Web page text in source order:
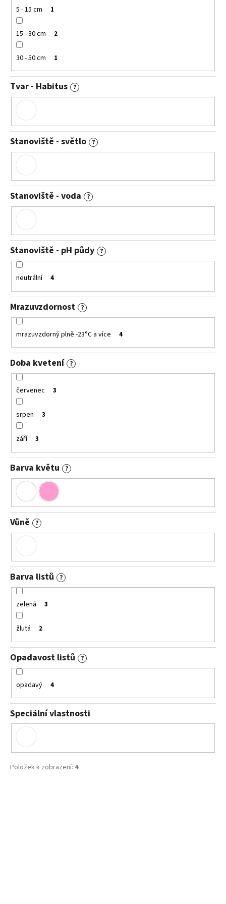
5 - 15 cm 1
15 - 30 cm 2
30 - 50 cm 1
Tvar - Habitus ?
Stanoviště - světlo ?
Stanoviště - voda ?
Stanoviště - pH půdy ?
neutrální 4
Mrazuvzdornost ?
mrazuvzdorný plně -23°C a více 4
Doba kvetení ?
červenec 3
srpen 3
září 3
Barva květu ?
Vůně ?
Barva listů ?
zelená 3
žlutá 2
Opadavost listů ?
opadavý 4
Speciální vlastnosti
Položek k zobrazení: 4